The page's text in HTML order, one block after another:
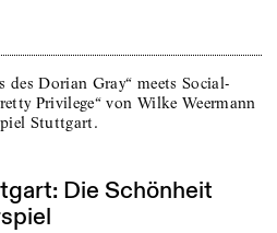
Die Schönheit